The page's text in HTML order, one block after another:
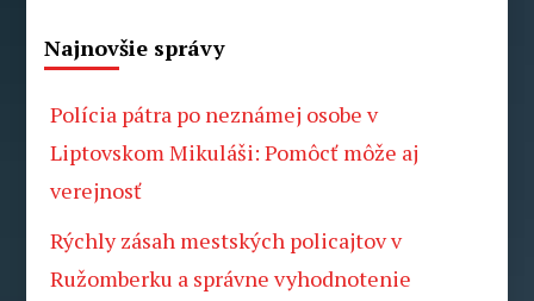
Najnovšie správy
Polícia pátra po neznámej osobe v
Liptovskom Mikuláši: Pomôcť môže aj
verejnosť
Rýchly zásah mestských policajtov v
Ružomberku a správne vyhodnotenie